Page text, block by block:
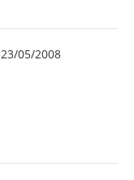
23/05/2008